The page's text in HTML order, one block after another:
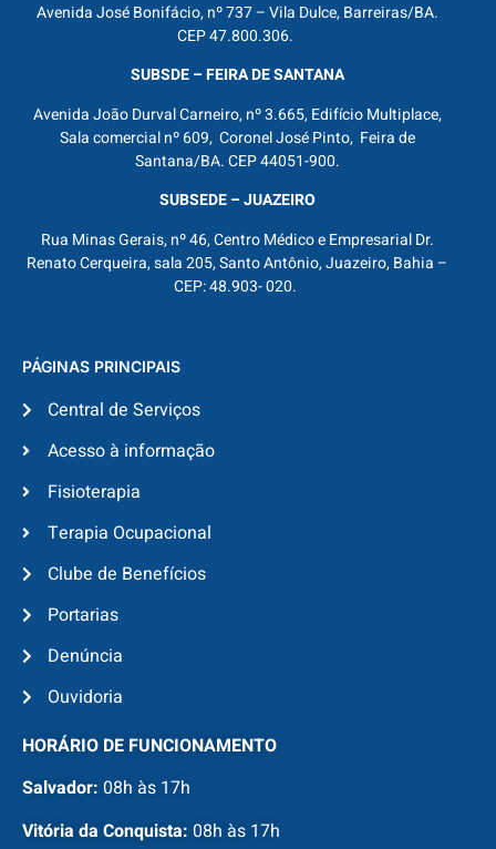
Avenida José Bonifácio, nº 737 – Vila Dulce, Barreiras/BA.
CEP 47.800.306.
SUBSDE – FEIRA DE SANTANA
Avenida João Durval Carneiro, nº 3.665, Edifício Multiplace,
Sala comercial nº 609, Coronel José Pinto, Feira de
Santana/BA. CEP 44051-900.
SUBSEDE – JUAZEIRO
Rua Minas Gerais, nº 46, Centro Médico e Empresarial Dr.
Renato Cerqueira, sala 205, Santo Antônio, Juazeiro, Bahia –
CEP: 48.903- 020.
PÁGINAS PRINCIPAIS
Central de Serviços
Acesso à informação
Fisioterapia
Terapia Ocupacional
Clube de Benefícios
Portarias
Denúncia
Ouvidoria
HORÁRIO DE FUNCIONAMENTO
Salvador: 08h às 17h
Vitória da Conquista: 08h às 17h